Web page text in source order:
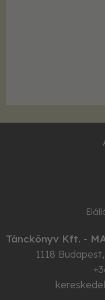
Tánckönyv Kft. -
1118 Budapest,